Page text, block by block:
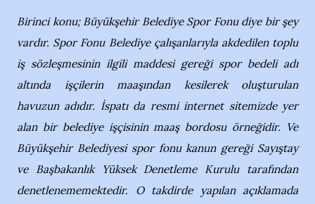
Birinci konu; Büyükşehir Belediye Spor Fonu diye bir şey
vardır. Spor Fonu Belediye çalışanlarıyla akdedilen toplu
iş sözleşmesinin ilgili maddesi gereği spor bedeli adı
altında işçilerin maaşından kesilerek oluşturulan
havuzun adıdır. İspatı da resmi internet sitemizde yer
alan bir belediye işçisinin maaş bordosu örneğidir. Ve
Büyükşehir Belediyesi spor fonu kanun gereği Sayıştay
ve Başbakanlık Yüksek Denetleme Kurulu tarafından
denetlenememektedir. O takdirde yapılan açıklamada